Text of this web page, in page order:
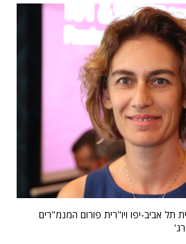
תל אביב-יפו ויו"רית פורום המנמ"רים